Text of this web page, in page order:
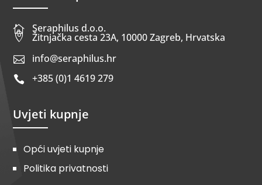
 Seraphilus d.o.o.
 Žitnjačka cesta 23A, 10000 Zagreb, Hrvatska
 info@seraphilus.hr
 +385 (0)1 4619 279
Uvjeti kupnje
Opći uvjeti kupnje
Politika privatnosti